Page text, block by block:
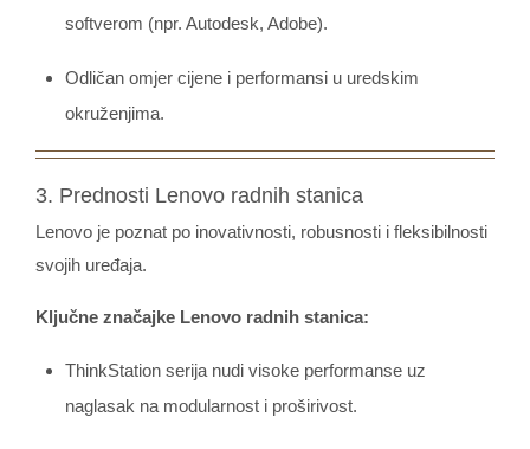
softverom (npr. Autodesk, Adobe).
Odličan omjer cijene i performansi u uredskim
okruženjima.
3. Prednosti Lenovo radnih stanica
Lenovo je poznat po inovativnosti, robusnosti i fleksibilnosti
svojih uređaja.
Ključne značajke Lenovo radnih stanica:
ThinkStation serija nudi visoke performanse uz
naglasak na modularnost i proširivost.